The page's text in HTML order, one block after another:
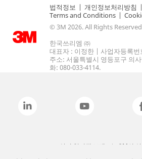
법적정보 | 개인정보처리방침 |
Terms and Conditions |
© 3M 2026. All Rights
한국쓰리엠 ㈜
대표자 : 이정한 | 사업자등록번
주소: 서울특별시 영등포구 의
화: 080-033-4114.
상기 열거된 브랜드는 3M의 상